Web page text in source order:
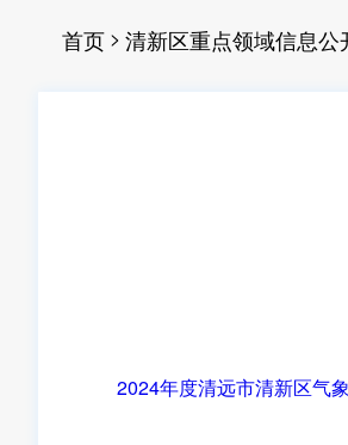
首页 > 清新区重点领域信息公
2024年度清远市清新区气